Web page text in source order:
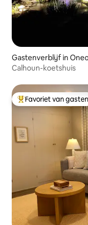
Gastenverblijf in
Calhoun-koetshuis
Topfavoriet van
Favoriet van gasten